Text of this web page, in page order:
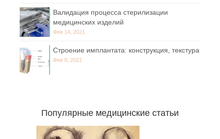
Валидация процесса стерилизации
медицинских изделий
Фев 14, 2021
Строение имплантата: конструкция, текстура
Фев 8, 2021
Популярные медицинские статьи